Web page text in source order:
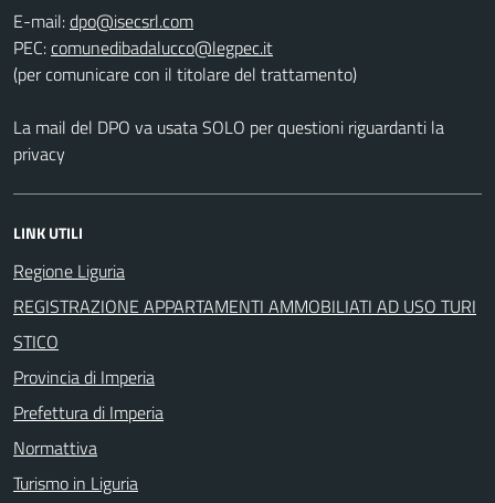
E-mail:
PEC:
(per comunicare con il titolare del trattamento)
La mail del DPO va usata SOLO per questioni riguardanti la
privacy
LINK UTILI
Regione Liguria
REGISTRAZIONE APPARTAMENTI AMMOBILIATI AD USO TURI
STICO
Provincia di Imperia
Prefettura di Imperia
Normattiva
Turismo in Liguria